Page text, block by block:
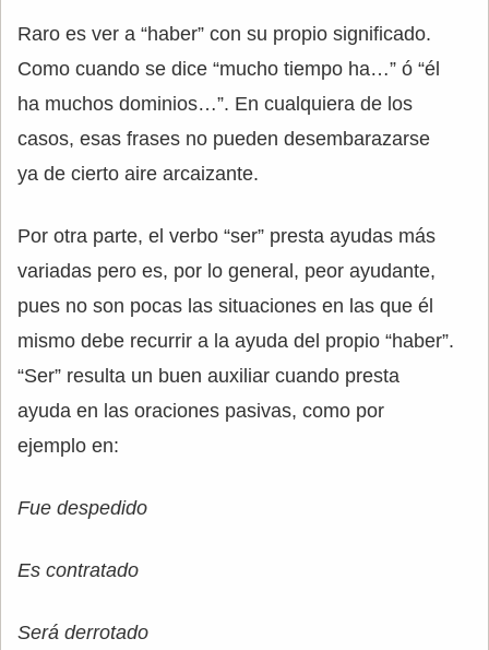
Raro es ver a “haber” con su propio significado.
Como cuando se dice “mucho tiempo ha…” ó “él
ha muchos dominios…”. En cualquiera de los
casos, esas frases no pueden desembarazarse
ya de cierto aire arcaizante.
Por otra parte, el verbo “ser” presta ayudas más
variadas pero es, por lo general, peor ayudante,
pues no son pocas las situaciones en las que él
mismo debe recurrir a la ayuda del propio “haber”.
“Ser” resulta un buen auxiliar cuando presta
ayuda en las oraciones pasivas, como por
ejemplo en:
Fue despedido
Es contratado
Será derrotado